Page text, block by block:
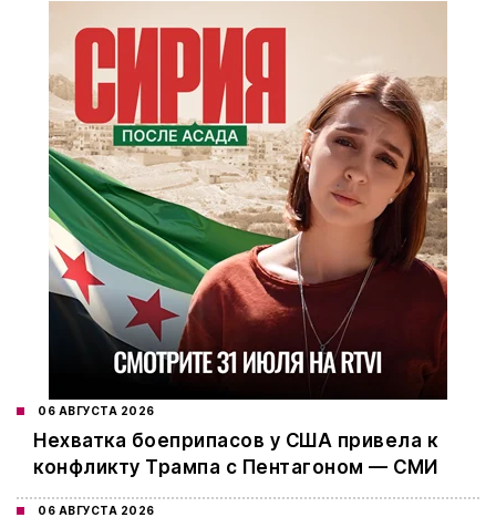
06 АВГУСТА 2026
Нехватка боеприпасов у США привела к
конфликту Трампа с Пентагоном — СМИ
06 АВГУСТА 2026